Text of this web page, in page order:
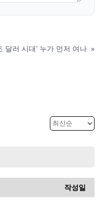
달러 시대' 누가 먼저 여나 »
작성일